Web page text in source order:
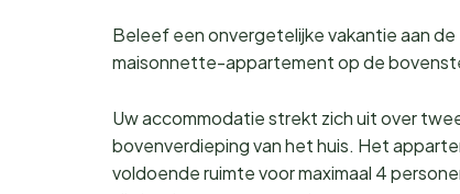
Beleef een onvergetelijke vakantie aan
maisonnette-appartement op de
Uw accommodatie strekt zich uit over
bovenverdieping van het huis. Het
voldoende ruimte voor maximaal 4